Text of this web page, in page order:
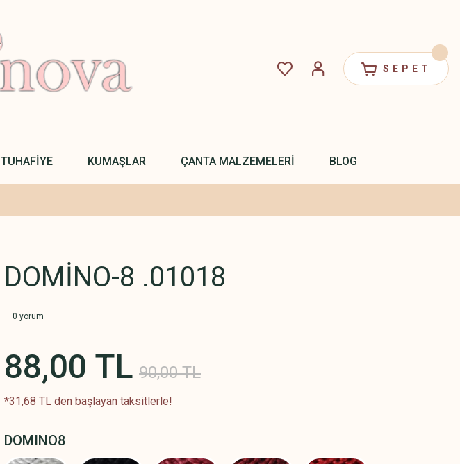
SEPET
TUHAFİYE KUMAŞLAR ÇANTA MALZEMELERİ BLOG
DOMİNO-8 .01018
0 yorum
88,00 TL 90,00 TL
*31,68 TL den başlayan taksitlerle!
DOMINO8